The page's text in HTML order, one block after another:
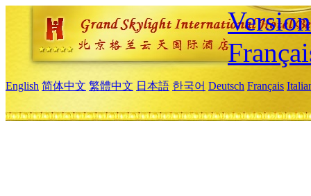
English 简体中文 繁體中文 日本語 한국어 Deutsch Français